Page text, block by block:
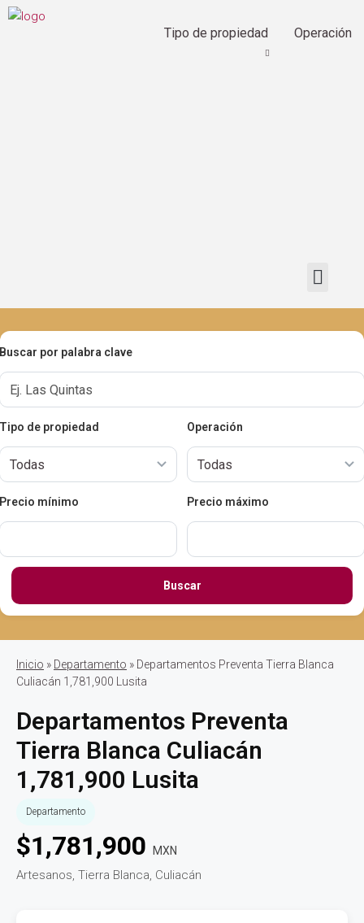
Tipo de propiedad Operación
Buscar por palabra clave
Tipo de propiedad Operación
Precio mínimo Precio máximo
Buscar
Inicio » Departamento » Departamentos Preventa Tierra Blanca
Culiacán 1,781,900 Lusita
Departamentos Preventa
Tierra Blanca Culiacán
1,781,900 Lusita
Departamento
$1,781,900 MXN
Artesanos, Tierra Blanca, Culiacán